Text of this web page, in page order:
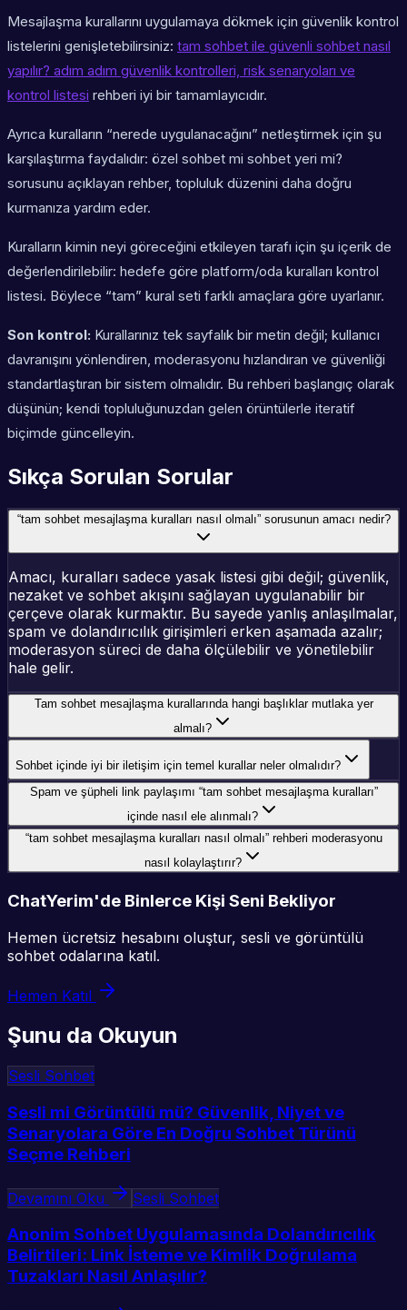
Mesajlaşma kurallarını uygulamaya dökmek için güvenlik kontrol
listelerini genişletebilirsiniz: tam sohbet ile güvenli sohbet nasıl
yapılır? adım adım güvenlik kontrolleri, risk senaryoları ve
kontrol listesi rehberi iyi bir tamamlayıcıdır.
Ayrıca kuralların “nerede uygulanacağını” netleştirmek için şu
karşılaştırma faydalıdır: özel sohbet mi sohbet yeri mi?
sorusunu açıklayan rehber, topluluk düzenini daha doğru
kurmanıza yardım eder.
Kuralların kimin neyi göreceğini etkileyen tarafı için şu içerik de
değerlendirilebilir: hedefe göre platform/oda kuralları kontrol
listesi. Böylece “tam” kural seti farklı amaçlara göre uyarlanır.
Son kontrol: Kurallarınız tek sayfalık bir metin değil; kullanıcı
davranışını yönlendiren, moderasyonu hızlandıran ve güvenliği
standartlaştıran bir sistem olmalıdır. Bu rehberi başlangıç olarak
düşünün; kendi topluluğunuzdan gelen örüntülerle iteratif
biçimde güncelleyin.
Sıkça Sorulan Sorular
“tam sohbet mesajlaşma kuralları nasıl olmalı” sorusunun amacı nedir?
Amacı, kuralları sadece yasak listesi gibi değil; güvenlik,
nezaket ve sohbet akışını sağlayan uygulanabilir bir
çerçeve olarak kurmaktır. Bu sayede yanlış anlaşılmalar,
spam ve dolandırıcılık girişimleri erken aşamada azalır;
moderasyon süreci de daha ölçülebilir ve yönetilebilir
hale gelir.
Tam sohbet mesajlaşma kurallarında hangi başlıklar mutlaka yer
almalı?
Sohbet içinde iyi bir iletişim için temel kurallar neler olmalıdır?
Spam ve şüpheli link paylaşımı “tam sohbet mesajlaşma kuralları”
içinde nasıl ele alınmalı?
“tam sohbet mesajlaşma kuralları nasıl olmalı” rehberi moderasyonu
nasıl kolaylaştırır?
ChatYerim'de Binlerce Kişi Seni Bekliyor
Hemen ücretsiz hesabını oluştur, sesli ve görüntülü
sohbet odalarına katıl.
Hemen Katıl
Şunu da Okuyun
Sesli Sohbet
Sesli mi Görüntülü mü? Güvenlik, Niyet ve
Senaryolara Göre En Doğru Sohbet Türünü
Seçme Rehberi
Devamını Oku Sesli Sohbet
Anonim Sohbet Uygulamasında Dolandırıcılık
Belirtileri: Link İsteme ve Kimlik Doğrulama
Tuzakları Nasıl Anlaşılır?